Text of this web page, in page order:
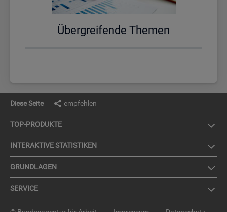
Über­grei­fen­de The­men
Diese Seite empfehlen
TOP-PRO­DUK­TE
IN­TER­AK­TI­VE STA­TIS­TI­KEN
GRUND­LA­GEN
SER­VICE